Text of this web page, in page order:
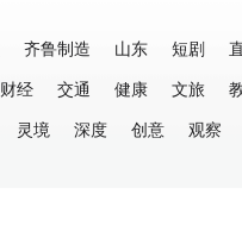
齐鲁制造 山东 短剧
财经 交通 健康 文旅
灵境 深度 创意 观察